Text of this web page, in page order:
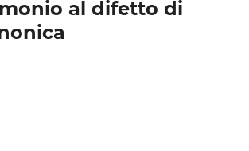
al difetto di